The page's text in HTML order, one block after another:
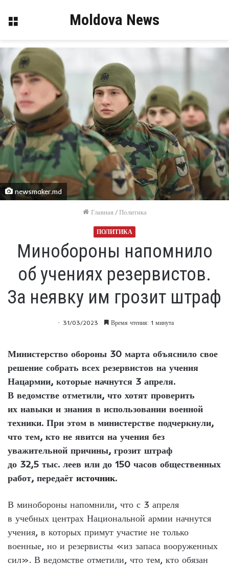
Меню Moldova News
newsmaker.md
Главная / Политика
ПОЛИТИКА
Минобороны напомнило
об учениях резервистов.
За неявку им грозит штраф
31/03/2023 Время чтения: 1 минута
Министерство обороны 30 марта объяснило свое
решение собрать всех резервистов на учения
Нацармии, которые начнутся 3 апреля.
В ведомстве отметили, что хотят проверить
их навыки и знания в использовании военной
техники. При этом в министерстве подчеркнули,
что тем, кто не явится на учения без
уважительной причины, грозит штраф
до 32,5 тыс. леев или до 150 часов общественных
работ, передаёт источник.
В минобороны напомнили, что с 3 апреля
в учебных центрах Национальной армии начнутся
учения, в которых примут участие не только
военные, но и резервисты «из запаса вооруженных
сил». В ведомстве отметили, что тем, кто обязан